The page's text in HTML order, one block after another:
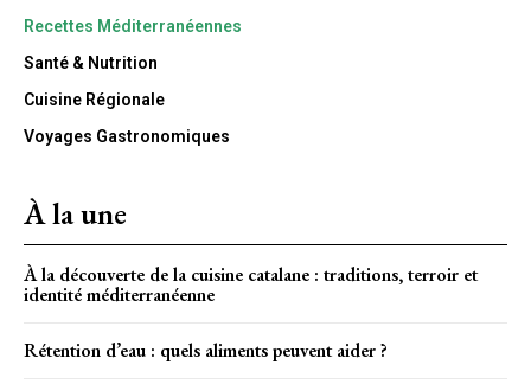
Recettes Méditerranéennes
Santé & Nutrition
Cuisine Régionale
Voyages Gastronomiques
À la une
À la découverte de la cuisine catalane : traditions, terroir et
identité méditerranéenne
Rétention d’eau : quels aliments peuvent aider ?